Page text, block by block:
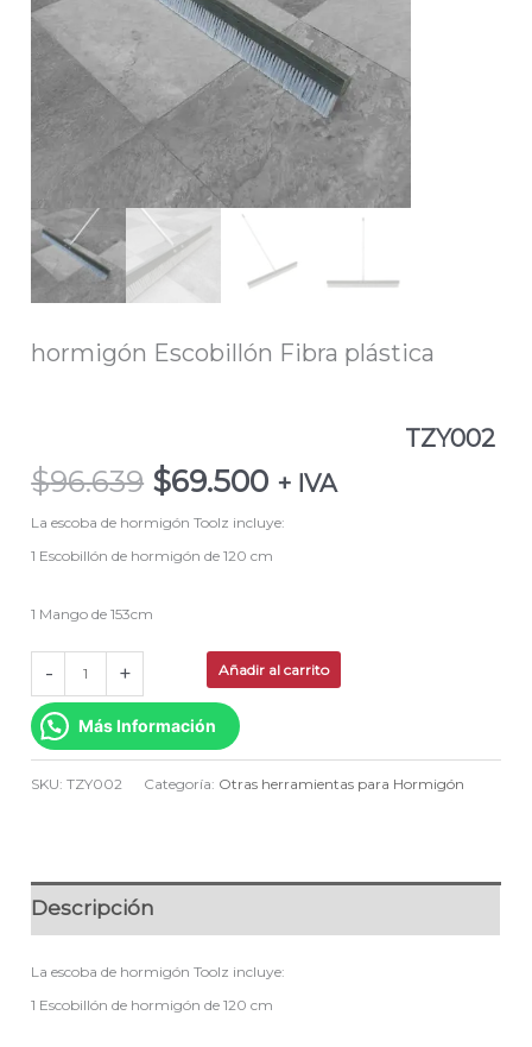
hormigón Escobillón Fibra plástica
TZY002
$96.639 $69.500 + IVA
La escoba de hormigón Toolz incluye:
1 Escobillón de hormigón de 120 cm
1 Mango de 153cm
-
plástica
TZY002
cantidad
+ Añadir al carrito
Más Información
SKU:TZY002 Categoría: Otras herramientas para Hormigón
Descripción
La escoba de hormigón Toolz incluye:
1 Escobillón de hormigón de 120 cm